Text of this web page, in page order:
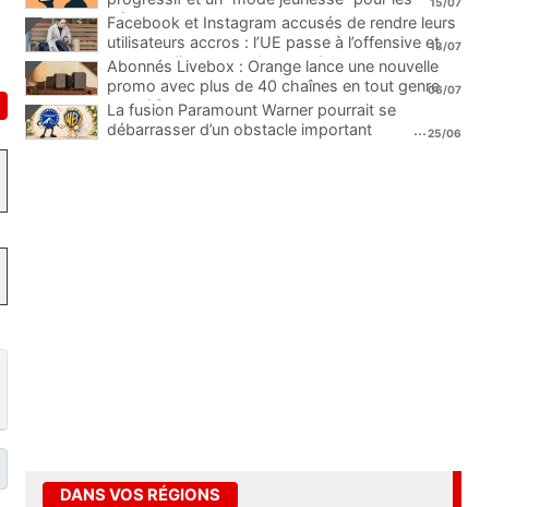
mineurs
...
Facebook et Instagram accusés de rendre leurs
utilisateurs accros : l’UE passe à l’offensive et
menace d’une amende record
...
13/07
Abonnés Livebox : Orange lance une nouvelle
promo avec plus de 40 chaînes en tout genre
pour 1€
06/07
La fusion Paramount Warner pourrait se
débarrasser d’un obstacle important
...25/06
DANS VOS RÉGIONS